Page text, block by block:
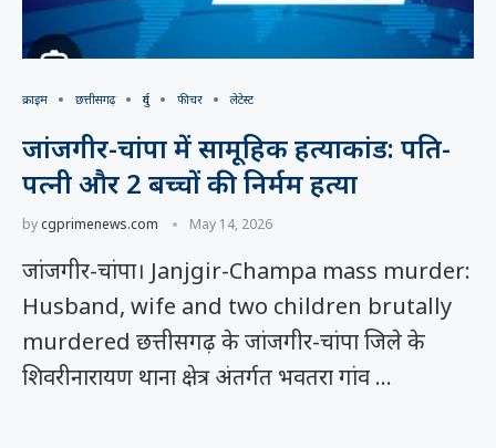
क्राइम छत्तीसगढ़ दुर्ग फीचर लेटेस्ट
जांजगीर-चांपा में सामूहिक हत्याकांड: पति-
पत्नी और 2 बच्चों की निर्मम हत्या
bycgprimenews.com May 14, 2026
जांजगीर-चांपा। Janjgir-Champa mass murder:
Husband, wife and two children brutally
murdered छत्तीसगढ़ के जांजगीर-चांपा जिले के
शिवरीनारायण थाना क्षेत्र अंतर्गत भवतरा गांव …